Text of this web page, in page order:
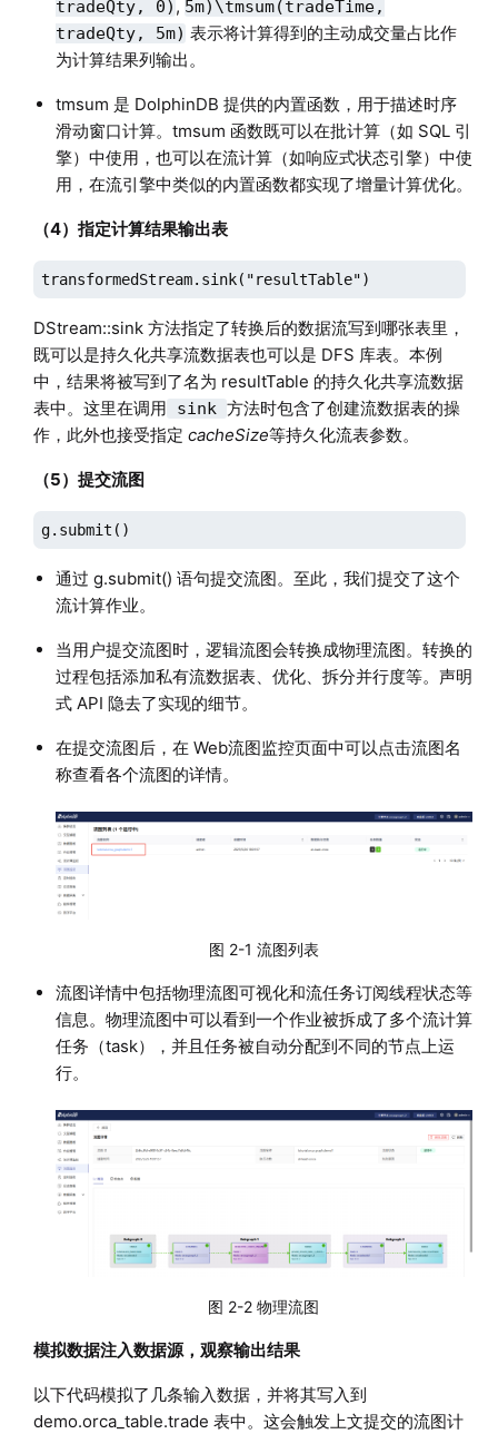
tradeQty, 0) , 5m)\tmsum(tradeTime,
tradeQty, 5m) 表示将计算得到的主动成交量占比作
为计算结果列输出。
tmsum 是 DolphinDB 提供的内置函数，用于描述时序
滑动窗口计算。tmsum 函数既可以在批计算（如 SQL 引
擎）中使用，也可以在流计算（如响应式状态引擎）中使
用，在流引擎中类似的内置函数都实现了增量计算优化。
（4）指定计算结果输出表
transformedStream.sink("resultTable")
DStream::sink 方法指定了转换后的数据流写到哪张表里，
既可以是持久化共享流数据表也可以是 DFS 库表。本例
中，结果将被写到了名为 resultTable 的持久化共享流数据
表中。这里在调用 sink 方法时包含了创建流数据表的操
作，此外也接受指定 cacheSize等持久化流表参数。
（5）提交流图
g.submit()
通过 g.submit() 语句提交流图。至此，我们提交了这个
流计算作业。
当用户提交流图时，逻辑流图会转换成物理流图。转换的
过程包括添加私有流数据表、优化、拆分并行度等。声明
式 API 隐去了实现的细节。
在提交流图后，在 Web流图监控页面中可以点击流图名
称查看各个流图的详情。
图 2-1 流图列表
流图详情中包括物理流图可视化和流任务订阅线程状态等
信息。物理流图中可以看到一个作业被拆成了多个流计算
任务（task），并且任务被自动分配到不同的节点上运
行。
图 2-2 物理流图
模拟数据注入数据源，观察输出结果
以下代码模拟了几条输入数据，并将其写入到
demo.orca_table.trade 表中。这会触发上文提交的流图计